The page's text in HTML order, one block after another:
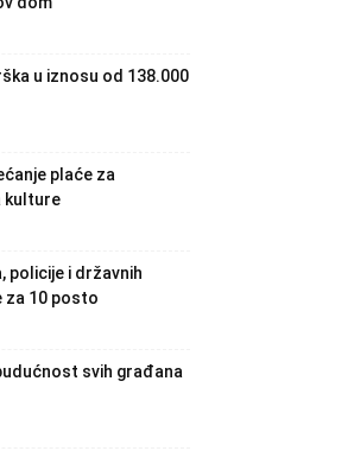
u iznosu od 138.000
plaće za
kulture
policije i državnih
za 10 posto
svih građana